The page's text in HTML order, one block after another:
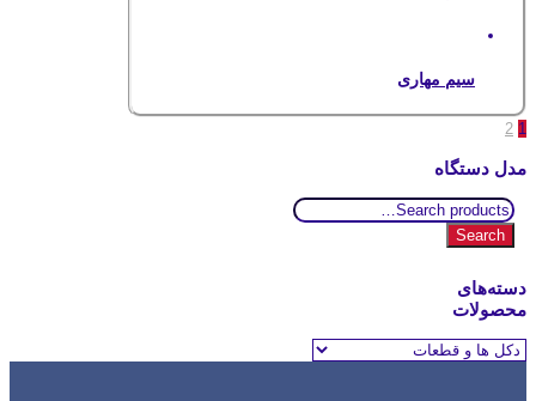
سیم مهاری
1
2
مدل دستگاه
Search
for:
Search
دسته‌های
محصولات